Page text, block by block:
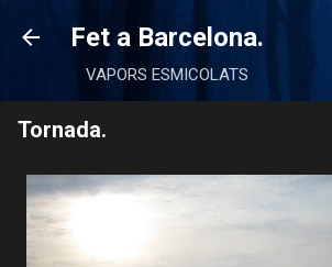
Salta al contingut principal
Fet a Barcelona.
VAPORS ESMICOLATS
Tornada.